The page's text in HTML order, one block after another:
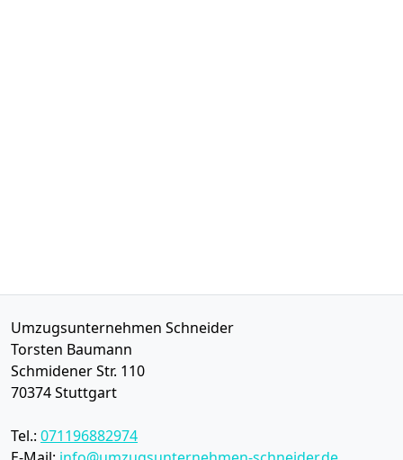
Umzugsunternehmen Schneider
Torsten Baumann
Schmidener Str. 110
70374Stuttgart
Tel.: 071196882974